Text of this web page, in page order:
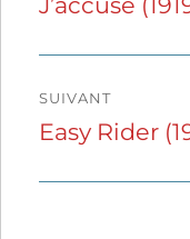
Publication
SUIVANT
Publication
Easy Rider